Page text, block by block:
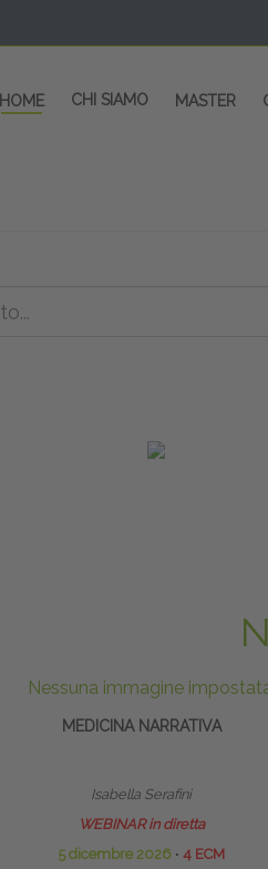
HOME CHI SIAMO MASTER
MEDICINA NARRATIVA
Isabella Serafini
WEBINAR in diretta
5 dicembre 2026 ∙ 4 ECM